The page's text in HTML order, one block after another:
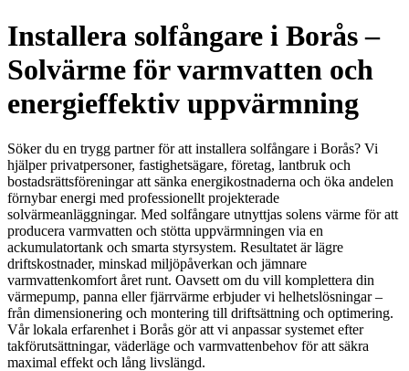
Installera solfångare i Borås –
Solvärme för varmvatten och
energieffektiv uppvärmning
Söker du en trygg partner för att installera solfångare i Borås? Vi
hjälper privatpersoner, fastighetsägare, företag, lantbruk och
bostadsrättsföreningar att sänka energikostnaderna och öka andelen
förnybar energi med professionellt projekterade
solvärmeanläggningar. Med solfångare utnyttjas solens värme för att
producera varmvatten och stötta uppvärmningen via en
ackumulatortank och smarta styrsystem. Resultatet är lägre
driftskostnader, minskad miljöpåverkan och jämnare
varmvattenkomfort året runt. Oavsett om du vill komplettera din
värmepump, panna eller fjärrvärme erbjuder vi helhetslösningar –
från dimensionering och montering till driftsättning och optimering.
Vår lokala erfarenhet i Borås gör att vi anpassar systemet efter
takförutsättningar, väderläge och varmvattenbehov för att säkra
maximal effekt och lång livslängd.